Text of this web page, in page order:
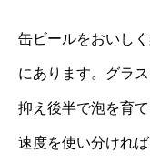
缶ビールをおいし
にあります。グラ
抑え後半で泡を育
速度を使い分けれ